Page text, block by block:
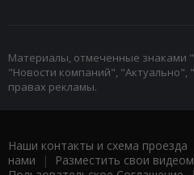
Материалы, отмеченные знаками
"Новости компаний", "Актуально",
правах рекламы.
Наши контакты и схема проезда
нами | Разместить свои